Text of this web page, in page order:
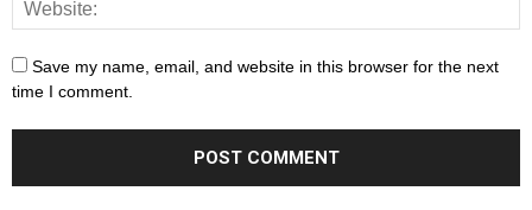
Save my name, email, and website in this browser for the next
time I comment.